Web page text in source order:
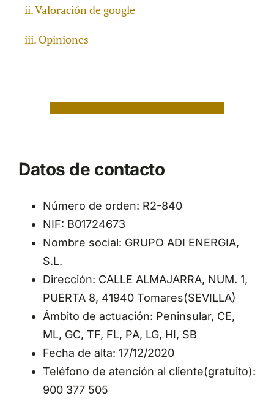
Valoración de google
Opiniones
Datos de contacto
Número de orden: R2-840
NIF: B01724673
Nombre social: GRUPO ADI ENERGIA,
S.L.
Dirección: CALLE ALMAJARRA, NUM. 1,
PUERTA 8, 41940 Tomares(SEVILLA)
Ámbito de actuación: Peninsular, CE,
ML, GC, TF, FL, PA, LG, HI, SB
Fecha de alta: 17/12/2020
Teléfono de atención al cliente(gratuito):
900 377 505